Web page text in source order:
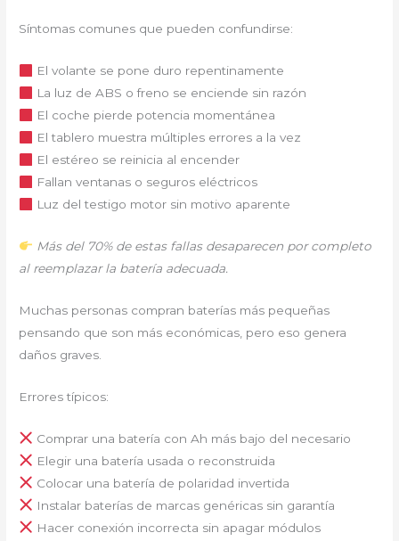
Síntomas comunes que pueden confundirse:
El volante se pone duro repentinamente
La luz de ABS o freno se enciende sin razón
El coche pierde potencia momentánea
El tablero muestra múltiples errores a la vez
El estéreo se reinicia al encender
Fallan ventanas o seguros eléctricos
Luz del testigo motor sin motivo aparente
Más del 70% de estas fallas desaparecen por completo
al reemplazar la batería adecuada.
Muchas personas compran baterías más pequeñas
pensando que son más económicas, pero eso genera
daños graves.
Errores típicos:
Comprar una batería con Ah más bajo del necesario
Elegir una batería usada o reconstruida
Colocar una batería de polaridad invertida
Instalar baterías de marcas genéricas sin garantía
Hacer conexión incorrecta sin apagar módulos